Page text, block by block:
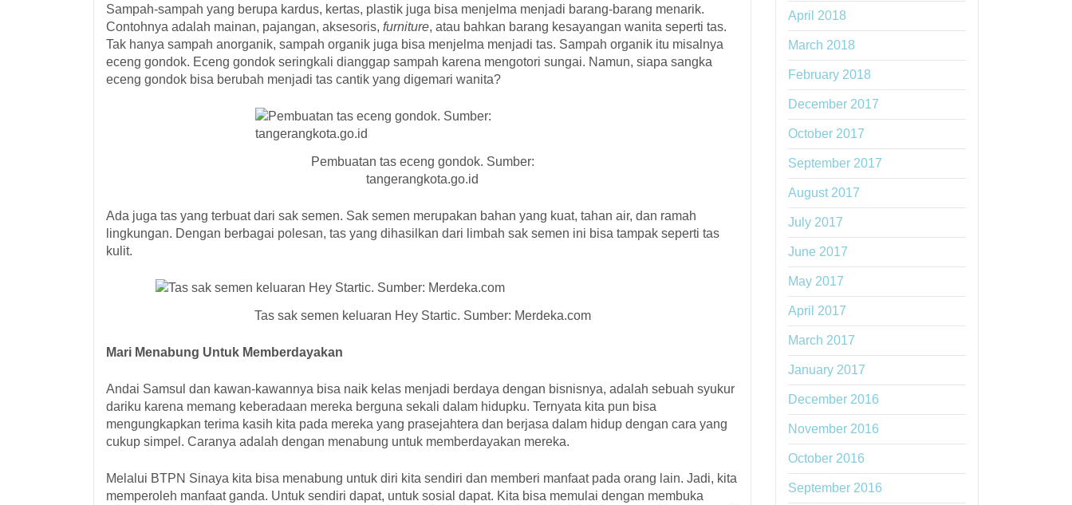
Sampah-sampah yang berupa kardus, kertas, plastik juga bisa menjelma menjadi barang-barang menarik.
Contohnya adalah mainan, pajangan, aksesoris, furniture, atau bahkan barang kesayangan wanita seperti tas.
Tak hanya sampah anorganik, sampah organik juga bisa menjelma menjadi tas. Sampah organik itu misalnya
eceng gondok. Eceng gondok seringkali dianggap sampah karena mengotori sungai. Namun, siapa sangka
eceng gondok bisa berubah menjadi tas cantik yang digemari wanita?
Pembuatan tas eceng gondok. Sumber:
tangerangkota.go.id
Ada juga tas yang terbuat dari sak semen. Sak semen merupakan bahan yang kuat, tahan air, dan ramah
lingkungan. Dengan berbagai polesan, tas yang dihasilkan dari limbah sak semen ini bisa tampak seperti tas
kulit.
Tas sak semen keluaran Hey Startic. Sumber: Merdeka.com
Mari Menabung Untuk Memberdayakan
Andai Samsul dan kawan-kawannya bisa naik kelas menjadi berdaya dengan bisnisnya, adalah sebuah syukur
dariku karena memang keberadaan mereka berguna sekali dalam hidupku. Ternyata kita pun bisa
mengungkapkan terima kasih kita pada mereka yang prasejahtera dan berjasa dalam hidup dengan cara yang
cukup simpel. Caranya adalah dengan menabung untuk memberdayakan mereka.
Melalui BTPN Sinaya kita bisa menabung untuk diri kita sendiri dan memberi manfaat pada orang lain. Jadi, kita
memperoleh manfaat ganda. Untuk sendiri dapat, untuk sosial dapat. Kita bisa memulai dengan membuka
April 2018
March 2018
February 2018
December 2017
October 2017
September 2017
August 2017
July 2017
June 2017
May 2017
April 2017
March 2017
January 2017
December 2016
November 2016
October 2016
September 2016